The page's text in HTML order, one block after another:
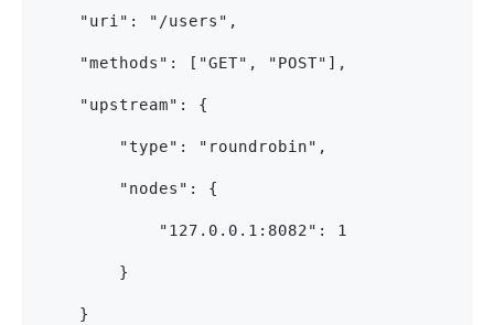
    "uri": "/users",
    "methods": ["GET", "POST"],
    "upstream": {
        "type": "roundrobin",
        "nodes": {
            "127.0.0.1:8082": 1
        }
    }